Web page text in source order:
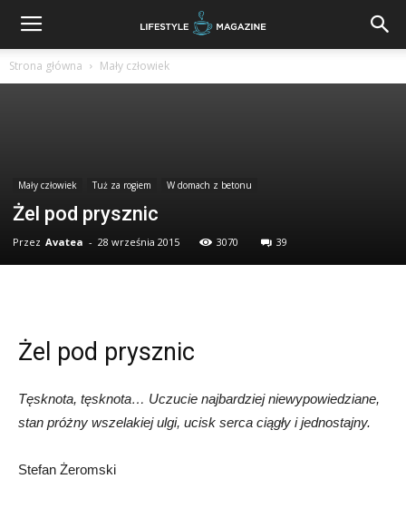
Strona główna Mały człowiek
Mały człowiek Tuż za rogiem W domach z betonu
Żel pod prysznic
Przez Avatea - 28 września 2015 3070 39
Żel pod prysznic
Tęskno­ta, tęskno­ta… Uczu­cie naj­bar­dziej niewy­powie­dziane,
stan próżny wszelakiej ul­gi, ucisk ser­ca ciągły i jednostaj­ny.
Stefan Żeromski